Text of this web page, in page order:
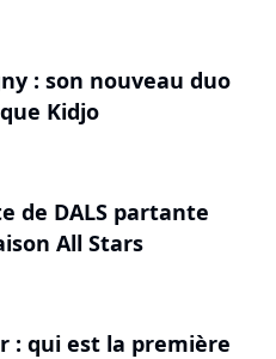
: son nouveau duo
Kidjo
de DALS partante
All Stars
: qui est la première